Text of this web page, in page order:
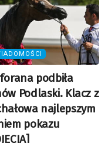
podbiła
Podlaski. Klacz z
najlepszym
pokazu